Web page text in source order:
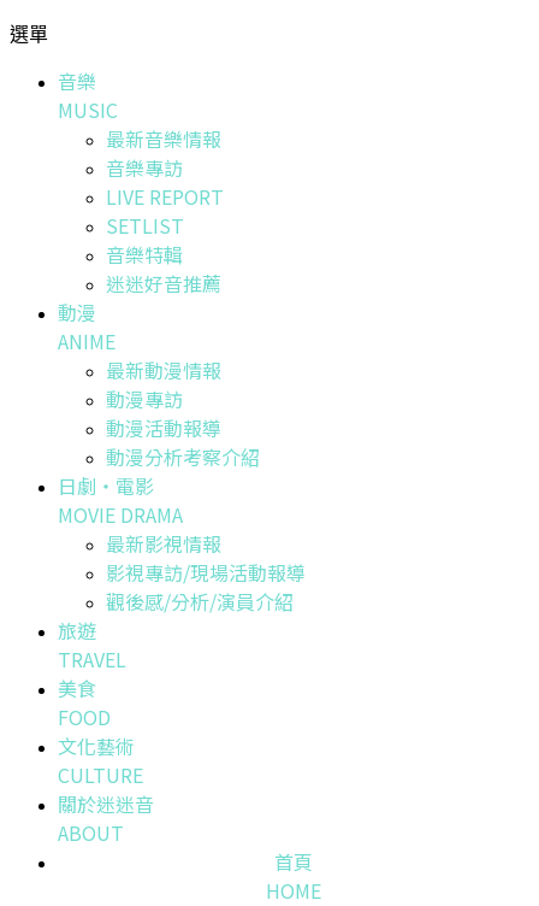
選單
音樂
MUSIC
最新音樂情報
音樂專訪
LIVE REPORT
SETLIST
音樂特輯
迷迷好音推薦
動漫
ANIME
最新動漫情報
動漫專訪
動漫活動報導
動漫分析考察介紹
日劇・電影
MOVIE DRAMA
最新影視情報
影視專訪/現場活動報導
觀後感/分析/演員介紹
旅遊
TRAVEL
美食
FOOD
文化藝術
CULTURE
關於迷迷音
ABOUT
首頁
HOME